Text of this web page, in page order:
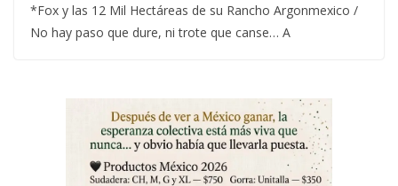
*Fox y las 12 Mil Hectáreas de su Rancho Argonmexico /
No hay paso que dure, ni trote que canse… A